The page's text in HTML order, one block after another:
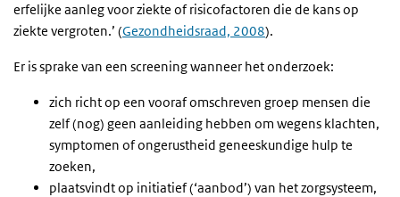
erfelijke aanleg voor ziekte of risicofactoren die de kans op
ziekte vergroten.’ (Gezondheidsraad, 2008).
Er is sprake van een screening wanneer het onderzoek:
zich richt op een vooraf omschreven groep mensen die
zelf (nog) geen aanleiding hebben om wegens klachten,
symptomen of ongerustheid geneeskundige hulp te
zoeken,
plaatsvindt op initiatief (‘aanbod’) van het zorgsysteem,